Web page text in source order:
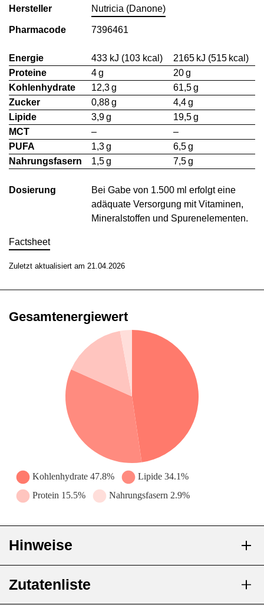
Hersteller
Nutricia (Danone)
Pharmacode 7396461
Energie 433 kJ (103 kcal)
2165 kJ (515 kcal)
Proteine
4 g
20 g
Kohlenhydrate
12,3 g
61,5 g
Zucker
0,88 g
4,4 g
Lipide
3,9 g
19,5 g
MCT
–
–
PUFA
1,3 g
6,5 g
Nahrungsfasern
1,5 g 7,5 g
Dosierung
Bei Gabe von 1.500 ml erfolgt eine
adäquate Versorgung mit Vitaminen,
Mineralstoffen und Spurenelementen.
Factsheet
Zuletzt aktualisiert am 21.04.2026
Gesamtenergiewert
Hinweise
Kontraindiziert
Zutatenliste